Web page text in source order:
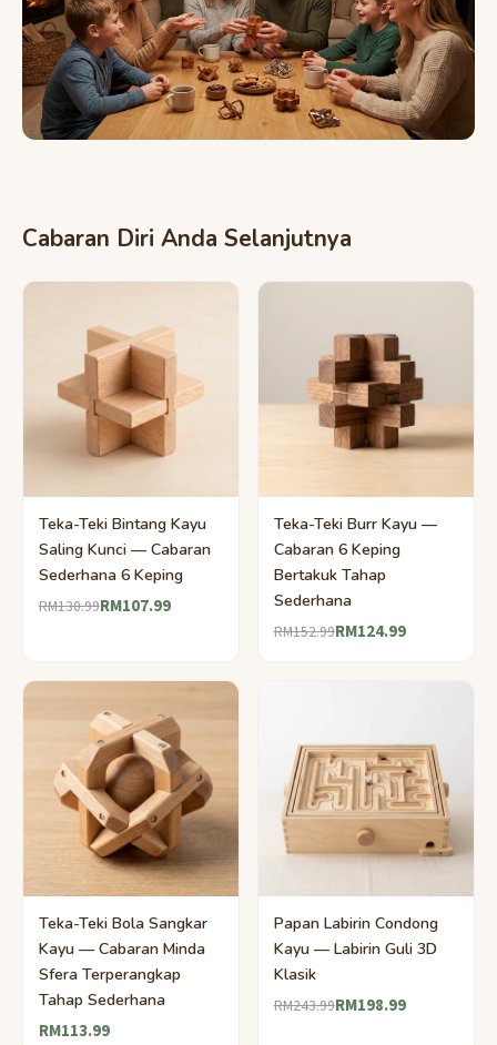
Cabaran Diri Anda Selanjutnya
Teka-Teki Bintang Kayu
Saling Kunci — Cabaran
Sederhana 6 Keping
RM130.99RM107.99
Teka-Teki Burr Kayu —
Cabaran 6 Keping
Bertakuk Tahap
Sederhana
RM152.99RM124.99
Teka-Teki Bola Sangkar
Kayu — Cabaran Minda
Sfera Terperangkap
Tahap Sederhana
RM113.99
Papan Labirin Condong
Kayu — Labirin Guli 3D
Klasik
RM243.99RM198.99